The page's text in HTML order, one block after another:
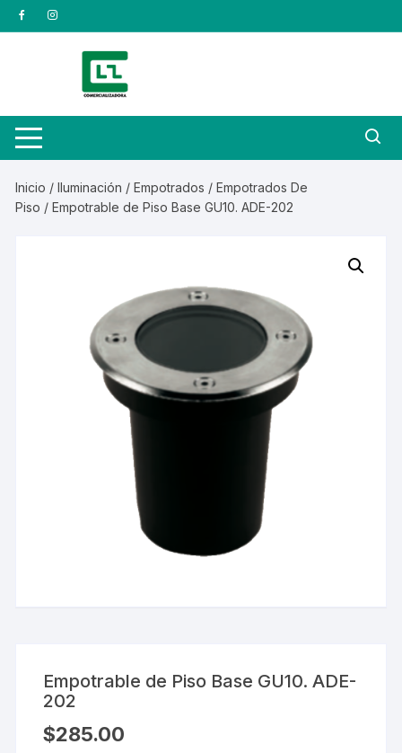
Saltar
al
Inicio /Iluminación /Empotrados /Empotrados De
Piso / Empotrable de Piso Base GU10. ADE-202
Empotrable de Piso Base GU10. ADE-
202
$285.00